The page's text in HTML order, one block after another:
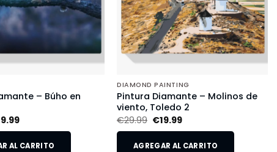
– Búho en
AL CARRITO
DIAMOND PAINTING
Pintura Diamante – Molinos de
viento, Toledo 2
€29.99 €19.99
AGREGAR AL CARRITO